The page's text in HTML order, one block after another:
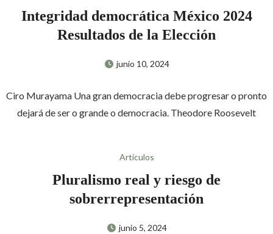
Integridad democrática México 2024
Resultados de la Elección
junio 10, 2024
Ciro Murayama Una gran democracia debe progresar o pronto
dejará de ser o grande o democracia. Theodore Roosevelt
Artículos
Pluralismo real y riesgo de
sobrerrepresentación
junio 5, 2024